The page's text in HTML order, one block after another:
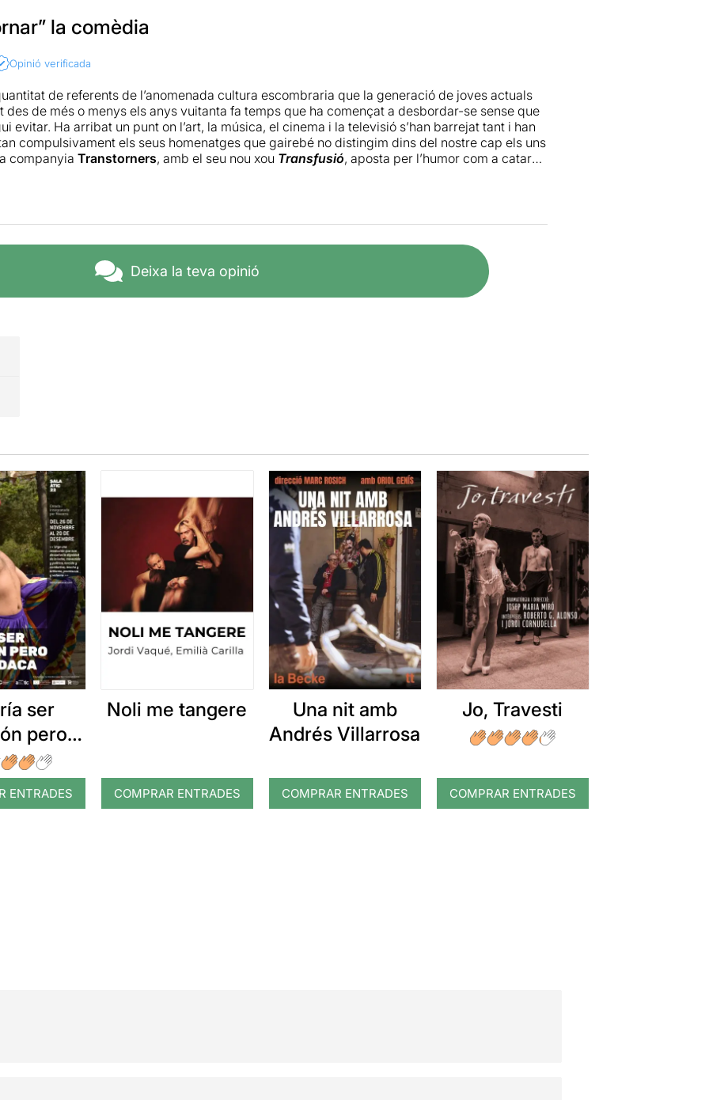
la comèdia
Opinió verificada
de referents de l’anomenada cultura escombraria que la generació de joves actuals
des de més o menys els anys vuitanta fa temps que ha començat a desbordar-se sense que
evitar. Ha arribat un punt on l’art, la música, el cinema i la televisió s’han barrejat tant i han
compulsivament els seus homenatges que gairebé no distingim dins del nostre cap els uns
companyia Transtorners, amb el seu nou xou Transfusió, aposta per l’humor com a catarsi
que ells anomenen tècnica del “túrmix-playback”, busquen convertir la nostra esquizofrènia
un art sublim. L’obra està cuidada fins el més mínim detall i treu profit de diferents recursos
i el maquillatge de Tere Alonso acaben per posar el toc final d’una producció
pel seu ritme frenètic i el gruix de molts dels seus acudits, no sigui un
gust de tothom. Però ningú podrà negar que la proposta és pura diversió i que si t’enganxa,
fins el final.
Deixa la teva opinió
ser
pero
ENTRADES
Noli me tangere
COMPRAR ENTRADES
Una nit amb
Andrés Villarrosa
COMPRAR ENTRADES
Jo, Travesti
COMPRAR ENTRADES